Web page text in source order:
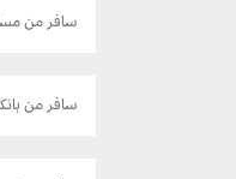
سافر من
سافر من